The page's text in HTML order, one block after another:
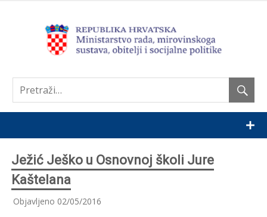
Ježić Ješko u Osnovnoj školi Jure
Kaštelana
Objavljeno 02/05/2016